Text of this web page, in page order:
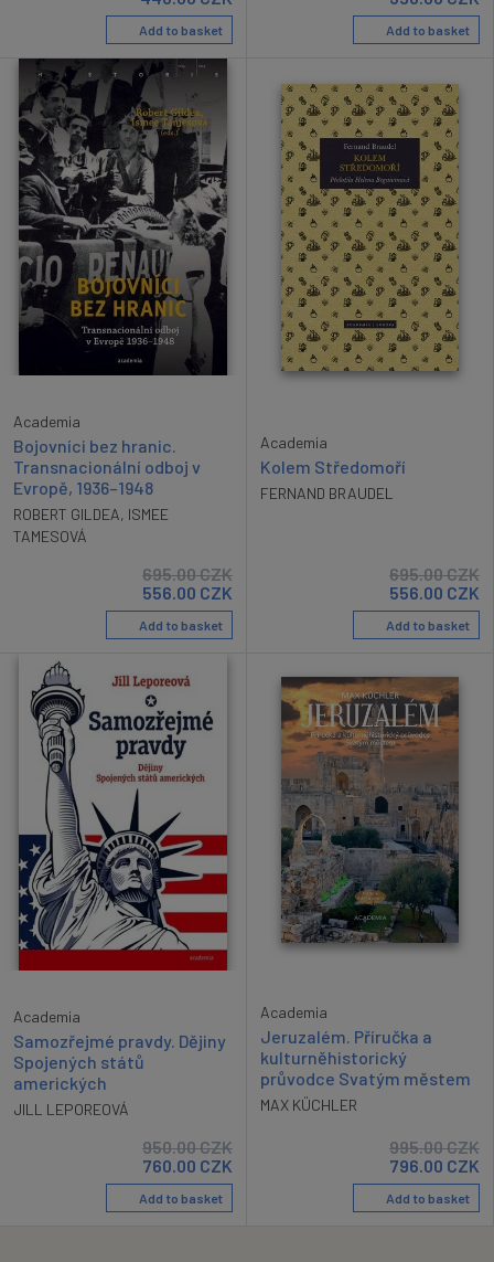
Add to basket Add to basket
Academia
Bojovníci bez hranic.
Transnacionální odboj v
Evropě, 1936–1948
ROBERT GILDEA, ISMEE
TAMESOVÁ
695.00CZK
556.00 CZK
Add to basket
Academia
Kolem Středomoří
FERNAND BRAUDEL
695.00CZK
556.00 CZK
Add to basket
Academia
Samozřejmé pravdy. Dějiny
Spojených států
amerických
JILL LEPOREOVÁ
950.00CZK
760.00 CZK
Add to basket
Academia
Jeruzalém. Příručka a
kulturněhistorický
průvodce Svatým městem
MAX KÜCHLER
995.00CZK
796.00 CZK
Add to basket